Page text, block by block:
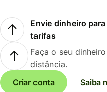
Envie dinheiro
tarifas
Faça o seu
distância.
Criar conta
Saiba